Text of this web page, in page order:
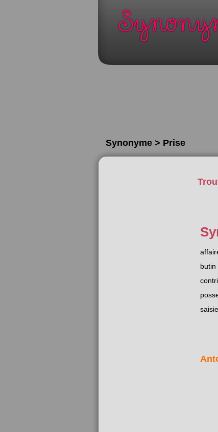
Synonyme > Prise
butin
saisie